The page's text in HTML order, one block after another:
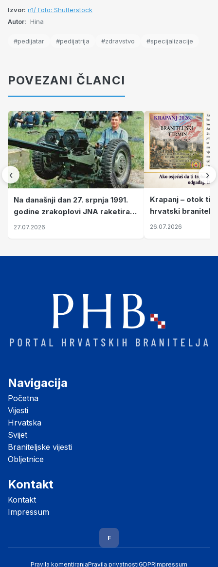
Izvor: n1/ Foto: Shutterstock
Autor: Hina
#pedijatar #pedijatrija #zdravstvo #specijalizacije
POVEZANI ČLANCI
‹
Na današnji dan 27. srpnja 1991.
godine zrakoplovi JNA raketirali
su vojarnu i obučni centar "Nikola
27.07.2026
Krapanj – otok
hrvatski branitelji
pronalaze mir
26.07.2026
›
Navigacija
Početna
Vijesti
Hrvatska
Svijet
Braniteljske vijesti
Obljetnice
Kontakt
Kontakt
Impressum
F
Pravila komentiranjaPravila privatnostiGDPRImpressum